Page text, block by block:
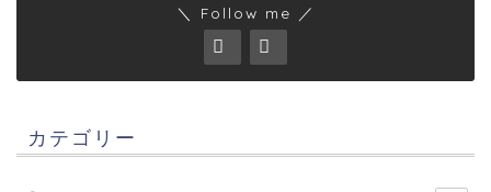
＼ Follow me ／
カテゴリー